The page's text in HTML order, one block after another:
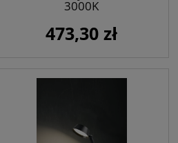
3000K
473,30 zł